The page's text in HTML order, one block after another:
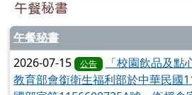
午餐秘書
午餐秘書
2026-07-15 公告
「校園飲品及
教育部會銜衛生福利部於中華民國